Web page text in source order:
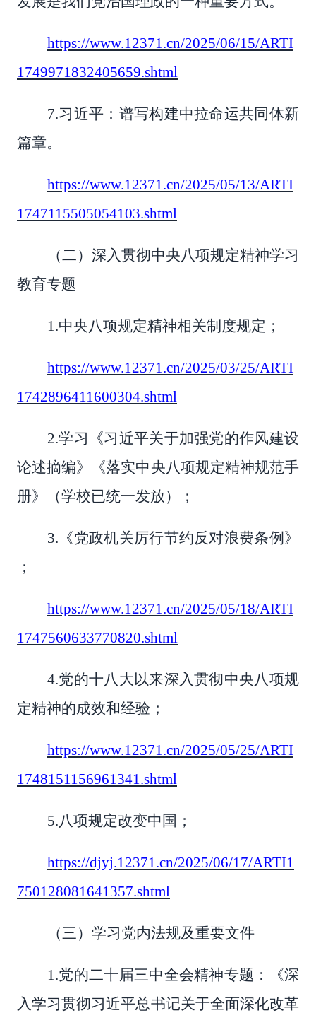
https://www.12371.cn/2025/06/15/ARTI
1749971832405659.shtml
7.习近平：谱写构建中拉命运共同体新
篇章。
https://www.12371.cn/2025/05/13/ARTI
1747115505054103.shtml
（二）深入贯彻中央八项规定精神学习
教育专题
1.中央八项规定精神相关制度规定；
https://www.12371.cn/2025/03/25/ARTI
1742896411600304.shtml
2.学习《习近平关于加强党的作风建设
论述摘编》《落实中央八项规定精神规范手
册》（学校已统一发放）；
3.《党政机关厉行节约反对浪费条例》
；
https://www.12371.cn/2025/05/18/ARTI
1747560633770820.shtml
4.党的十八大以来深入贯彻中央八项规
定精神的成效和经验；
https://www.12371.cn/2025/05/25/ARTI
1748151156961341.shtml
5.八项规定改变中国；
https://djyj.12371.cn/2025/06/17/ARTI1
750128081641357.shtml
（三）学习党内法规及重要文件
1.党的二十届三中全会精神专题：《深
入学习贯彻习近平总书记关于全面深化改革